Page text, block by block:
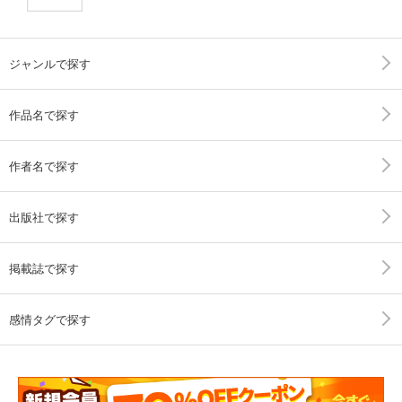
ジャンルで探す
作品名で探す
作者名で探す
出版社で探す
掲載誌で探す
感情タグで探す